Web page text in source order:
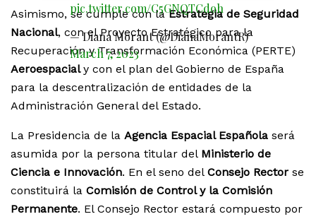
pic.twitter.com/C5GNQTCdoh
— Diana Morant (@DianaMorantR)
March 7, 2023
Asimismo, se cumple con laEstrategia de Seguridad
Nacional, con el Proyecto Estratégico para la
Recuperación y Transformación Económica (PERTE)
Aeroespacialy con el plan del Gobierno de España
para la descentralización de entidades de la
Administración General del Estado.
La Presidencia de la Agencia Espacial Española será
asumida por la persona titular del Ministerio de
Ciencia e Innovación. En el seno del Consejo Rector se
constituirá la Comisión de Control y la Comisión
Permanente. El Consejo Rector estará compuesto por